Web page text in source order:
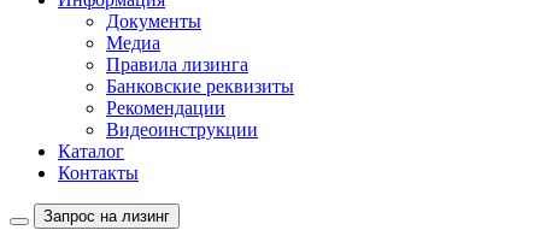
Документы
Медиа
Правила лизинга
Банковские реквизиты
Рекомендации
Видеоинструкции
Каталог
Контакты
Запрос на лизинг